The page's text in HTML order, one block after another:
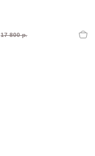
17 800 р.